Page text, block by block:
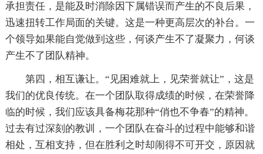
承担责任，是能及时消除因下属错误而产生的不良后果，
迅速扭转工作局面的关键。这是一种更高层次的补台。一
个领导如果能自觉做到这些，何谈产生不了凝聚力，何谈
产生不了团队精神。
第四，相互谦让。“见困难就上，见荣誉就让”，这是
我们的优良传统。在一个团队取得成绩的时候，在荣誉降
临的时候，我们应该具备梅花那种“俏也不争春”的精神。
过去有过深刻的教训，一个团队在奋斗的过程中能够和谐
相处，互相支持，但在胜利之时却闹得不可开交，原因就